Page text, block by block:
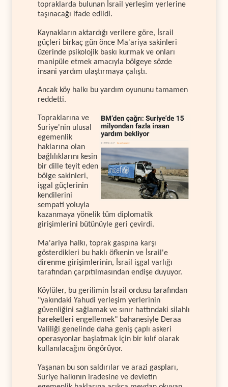
topraklarda bulunan İsrail yerleşim yerlerine
taşınacağı ifade edildi.
Kaynakların aktardığı verilere göre, İsrail
güçleri birkaç gün önce Ma'ariya sakinleri
üzerinde psikolojik baskı kurmak ve onları
manipüle etmek amacıyla bölgeye sözde
insani yardım ulaştırmaya çalıştı.
Ancak köy halkı bu yardım oyununu tamamen
reddetti.
Topraklarına ve
Suriye'nin ulusal
egemenlik
haklarına olan
bağlılıklarını kesin
bir dille teyit eden
bölge sakinleri,
işgal güçlerinin
kendilerini
sempati yoluyla
kazanmaya yönelik tüm diplomatik
girişimlerini bütünüyle geri çevirdi.
Ma'ariya halkı, toprak gaspına karşı
gösterdikleri bu haklı öfkenin ve İsrail'e
direnme girişimlerinin, İsrail işgal varlığı
tarafından çarpıtılmasından endişe duyuyor.
Köylüler, bu gerilimin İsrail ordusu tarafından
"yakındaki Yahudi yerleşim yerlerinin
güvenliğini sağlamak ve sınır hattındaki silahlı
hareketleri engellemek" bahanesiyle Deraa
Valiliği genelinde daha geniş çaplı askeri
operasyonlar başlatmak için bir kılıf olarak
kullanılacağını öngörüyor.
Yaşanan bu son saldırılar ve arazi gaspları,
Suriye halkının iradesine ve devletin